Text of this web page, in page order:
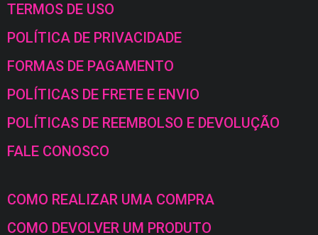
TERMOS DE USO
POLÍTICA DE PRIVACIDADE
FORMAS DE PAGAMENTO
POLÍTICAS DE FRETE E ENVIO
POLÍTICAS DE REEMBOLSO E DEVOLUÇÃO
FALE CONOSCO
COMO REALIZAR UMA COMPRA
COMO DEVOLVER UM PRODUTO